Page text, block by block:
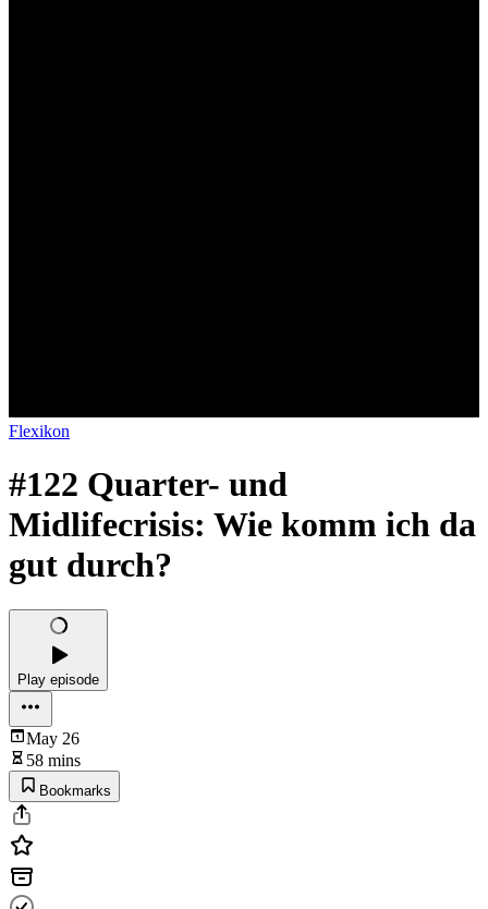
Flexikon
#122 Quarter- und
Midlifecrisis: Wie komm ich da
gut durch?
Play episode
May 26
58 mins
Bookmarks